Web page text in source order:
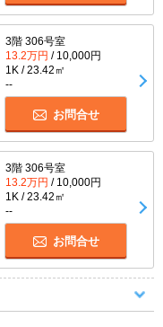
3階 306号室
13.2万円 / 10,000円
1K / 23.42㎡
--
お問合せ
3階 306号室
13.2万円 / 10,000円
1K / 23.42㎡
--
お問合せ